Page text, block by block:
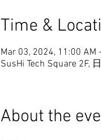
Time &
Mar 03, 2024, 11:00 AM
SusHi Tech Square 2F,
About the